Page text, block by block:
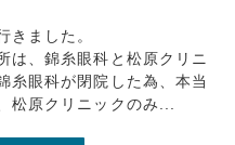
きました。
は、錦糸眼科と松原クリニ
糸眼科が閉院した為、本当
松原クリニックのみ...